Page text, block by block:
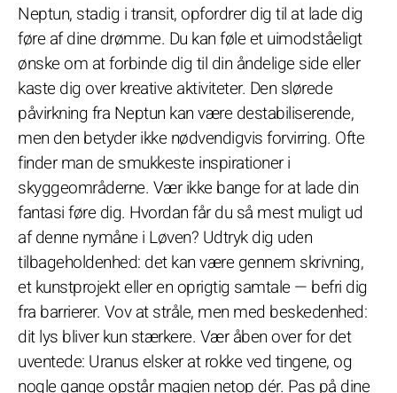
Neptun, stadig i transit, opfordrer dig til at lade dig
føre af dine drømme. Du kan føle et uimodståeligt
ønske om at forbinde dig til din åndelige side eller
kaste dig over kreative aktiviteter. Den slørede
påvirkning fra Neptun kan være destabiliserende,
men den betyder ikke nødvendigvis forvirring. Ofte
finder man de smukkeste inspirationer i
skyggeområderne. Vær ikke bange for at lade din
fantasi føre dig. Hvordan får du så mest muligt ud
af denne nymåne i Løven? Udtryk dig uden
tilbageholdenhed: det kan være gennem skrivning,
et kunstprojekt eller en oprigtig samtale — befri dig
fra barrierer. Vov at stråle, men med beskedenhed:
dit lys bliver kun stærkere. Vær åben over for det
uventede: Uranus elsker at rokke ved tingene, og
nogle gange opstår magien netop dér. Pas på dine